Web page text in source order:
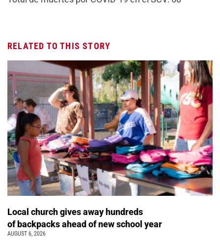
RELATED TO THIS STORY
Local church gives away hundreds
of backpacks ahead of new school year
AUGUST 6, 2026